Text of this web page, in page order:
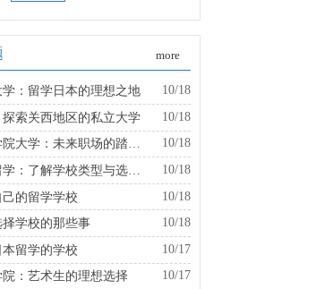
more
：留学日本的理想之地
10/18
探索关西地区的私立大学
10/18
探索关西学院大学：未来职场的踏板是什么？
10/18
10/18
的留学学校
10/18
择学校的那些事
10/18
留学的学校
10/17
：艺术生的理想选择
10/17